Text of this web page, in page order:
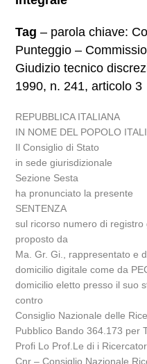
Tag – parola chiave:
Punteggio –
Giudizio tecnico
1990, n. 241, articolo 3
REPUBBLICA ITALIANA
IN NOME DEL POPOLO
Il Consiglio di Stato
in sede giurisdizionale
Sezione Sesta
ha pronunciato la presente
SENTENZA
sul ricorso numero di registro
proposto da
Ma. Gr. Gi., rappresentato e
domicilio digitale come da
domicilio eletto presso il suo
contro
Consiglio Nazionale delle
Pubblico Bando 364.173 per
Profi Lo Prof.Le di i
Cnr – Consiglio Nazionale